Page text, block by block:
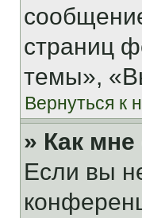
страниц
темы»,
Вернуться к
» Как
Если вы